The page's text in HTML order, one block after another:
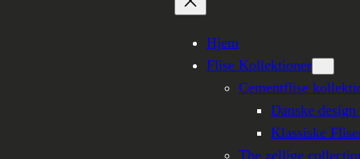
Hjem
Flise Kollektioner
Cementflise
Danske
Klassiske
The zellige